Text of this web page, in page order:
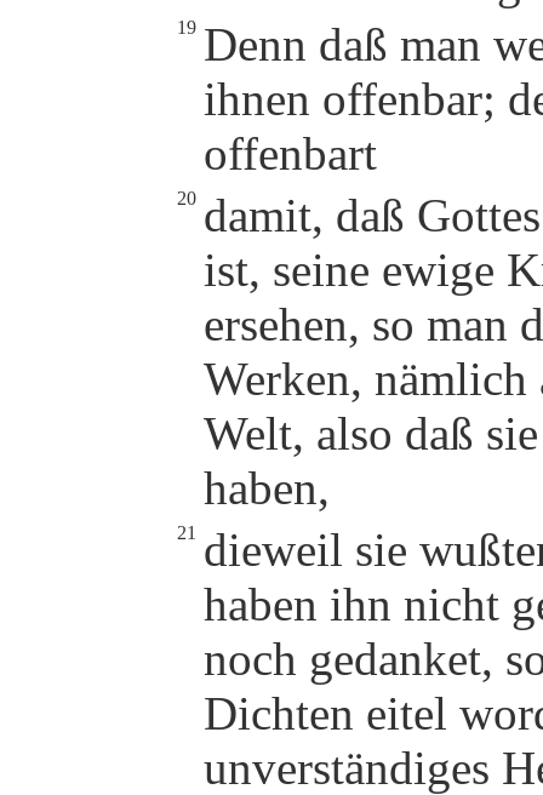
19 Denn daß man
ihnen offenbar;
offenbart
20 damit, daß
ist, seine ewige
ersehen, so man
Werken, nämlich
Welt, also daß
haben,
21 dieweil sie
haben ihn nicht
noch gedanket,
Dichten eitel
unverständiges